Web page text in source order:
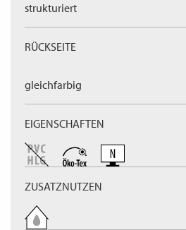
strukturiert
RÜCKSEITE
gleichfarbig
EIGENSCHAFTEN
ZUSATZNUTZEN